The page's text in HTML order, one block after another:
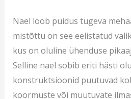
Nael loob puidus tugeva
mistõttu on see eelistatud
kus on oluline ühenduse
Selline nael sobib eriti hästi
konstruktsioonid puutuvad
koormuste või muutuvate